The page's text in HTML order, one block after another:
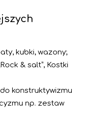
kubki, wazony;
& salt”, Kostki
konstruktywizmu
np. zestaw